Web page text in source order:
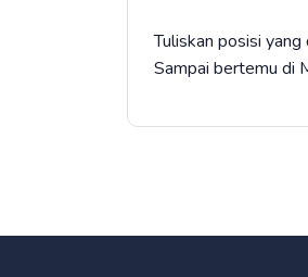
Tuliskan posisi
Sampai bertemu di